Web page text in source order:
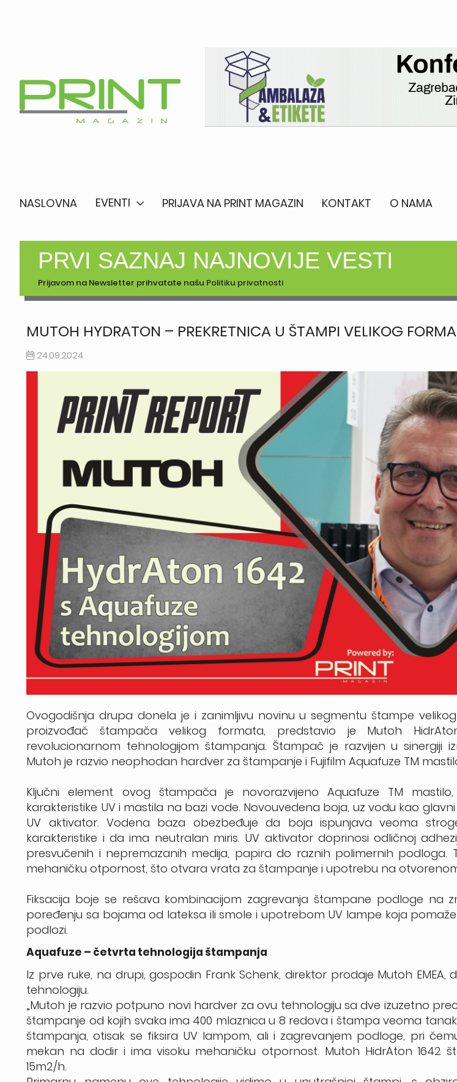
NASLOVNA EVENTI PRIJAVA NA PRINT MAGAZIN KONTAKT O NAMA
PRVI SAZNAJ NAJNOVIJE VESTI
Prijavom na Newsletter prihvatate našu Politiku privatnosti
MUTOH HYDRATON – PREKRETNICA U ŠTAMPI VELIKOG
24.09.2024.
Ovogodišnja drupa donela je i zanimljivu novinu u segmentu štampe
proizvođač štampača velikog formata, predstavio je Mutoh
revolucionarnom tehnologijom štampanja. Štampač je razvijen u sinergiji
Mutoh je razvio neophodan hardver za štampanje i Fujifilm Aquafuze TM
Ključni element ovog štampača je novorazvijeno Aquafuze TM
karakteristike UV i mastila na bazi vode. Novouvedena boja, uz vodu kao
UV aktivator. Vodena baza obezbeđuje da boja ispunjava veoma
karakteristike i da ima neutralan miris. UV aktivator doprinosi odličnoj
presvučenih i nepremazanih medija, papira do raznih polimernih podloga.
mehaničku otpornost, što otvara vrata za štampanje i upotrebu na
Fiksacija boje se rešava kombinacijom zagrevanja štampane podloge na
poređenju sa bojama od lateksa ili smole i upotrebom UV lampe koja
podlozi.
Aquafuze – četvrta tehnologija štampanja
Iz prve ruke, na drupi, gospodin Frank Schenk, direktor prodaje Mutoh EMEA,
tehnologiju.
„Mutoh je razvio potpuno novi hardver za ovu tehnologiju sa dve izuzetno
štampanje od kojih svaka ima 400 mlaznica u 8 redova i štampa veoma
štampanja, otisak se fiksira UV lampom, ali i zagrevanjem podloge, pri
mekan na dodir i ima visoku mehaničku otpornost. Mutoh HidrAton 1642
15m2/h.